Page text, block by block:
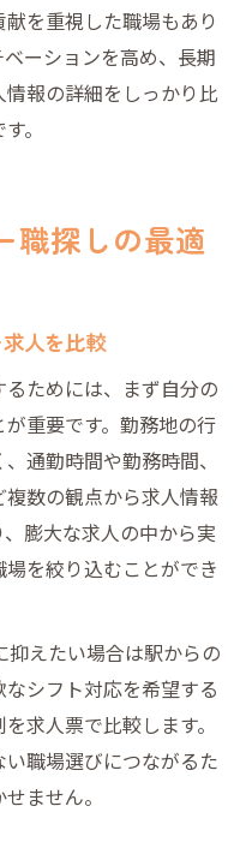
を重視した職場もあり
ーションを高め、長期
報の詳細をしっかり比
。
職探しの最適
人を比較
ためには、まず自分の
重要です。勤務地の行
通勤時間や勤務時間、
数の観点から求人情報
膨大な求人の中から実
を絞り込むことができ
えたい場合は駅からの
シフト対応を希望する
求人票で比較します。
職場選びにつながるた
ません。